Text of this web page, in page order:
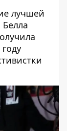
лучшей
Белла